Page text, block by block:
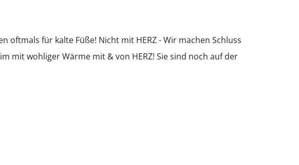
oftmals für kalte Füße! Nicht mit HERZ - Wir machen Schluss
mit wohliger Wärme mit & von HERZ! Sie sind noch auf der